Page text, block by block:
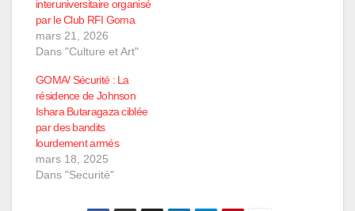
interuniversitaire organisé
par le Club RFI Goma
mars 21, 2026
Dans "Culture et Art"
GOMA/ Sécurité : La
résidence de Johnson
Ishara Butaragaza ciblée
par des bandits
lourdement armés
mars 18, 2025
Dans "Securité"